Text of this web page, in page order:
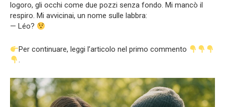
logoro, gli occhi come due pozzi senza fondo. Mi mancò il
respiro. Mi avvicinai, un nome sulle labbra:
— Léo?
Per continuare, leggi l’articolo nel primo commento
.